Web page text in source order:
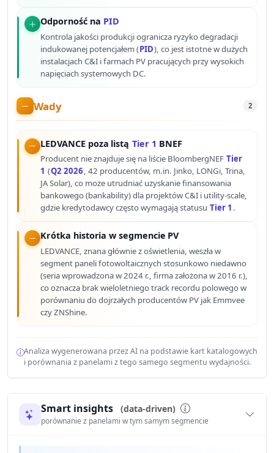
Odporność na PID
Kontrola jakości produkcji ogranicza ryzyko degradacji
indukowanej potencjałem (PID), co jest istotne w dużych
instalacjach C&I i farmach PV pracujących przy wysokich
napięciach systemowych DC.
Wady 2
LEDVANCE poza listą Tier 1 BNEF
Producent nie znajduje się na liście BloombergNEF Tier
1 (Q2 2026, 42 producentów, m.in. Jinko, LONGi, Trina,
JA Solar), co może utrudniać uzyskanie finansowania
bankowego (bankability) dla projektów C&I i utility-scale,
gdzie kredytodawcy często wymagają statusu Tier 1 .
Krótka historia w segmencie PV
LEDVANCE, znana głównie z oświetlenia, weszła w
segment paneli fotowoltaicznych stosunkowo niedawno
(seria wprowadzona w 2024 r., firma założona w 2016 r.),
co oznacza brak wieloletniego track recordu polowego w
porównaniu do dojrzałych producentów PV jak Emmvee
czy ZNShine.
Analiza wygenerowana przez AI na podstawie kart katalogowych
i porównania z panelami z tego samego segmentu wydajności.
Smart insights (data-driven)
porównanie z panelami w tym samym segmencie